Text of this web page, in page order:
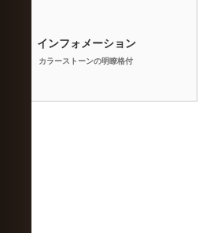
インフォメーション
カラーストーンの明瞭格付